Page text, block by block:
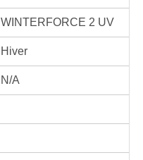
WINTERFORCE 2 UV
Hiver
N/A